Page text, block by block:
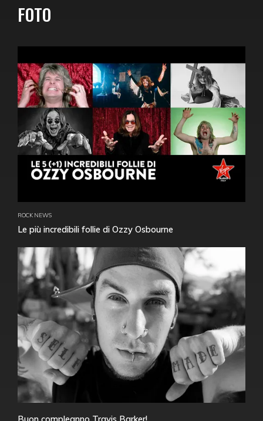
FOTO
ROCK NEWS
Le più incredibili follie di Ozzy Osbourne